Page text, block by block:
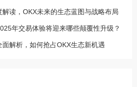
读，OKX未来的生态蓝图与战略布局
年交易体验将迎来哪些颠覆性升级？
解析，如何抢占OKX生态新机遇